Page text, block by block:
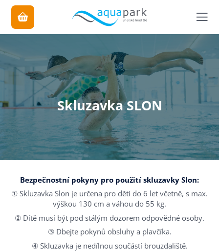
Skluzavka SLON
Bezpečnostní pokyny pro použití skluzavky Slon:
① Skluzavka Slon je určena pro děti do 6 let včetně, s max.
výškou 130 cm a váhou do 55 kg.
② Dítě musí být pod stálým dozorem odpovědné osoby.
③ Dbejte pokynů obsluhy a plavčíka.
④ Skluzavka je nedílnou součástí brouzdaliště.